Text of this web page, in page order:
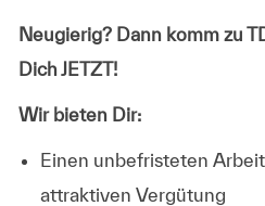
Neugierig? Dann komm zu
Dich JETZT!
Wir bieten Dir:
Einen unbefristeten
attraktiven Vergütung